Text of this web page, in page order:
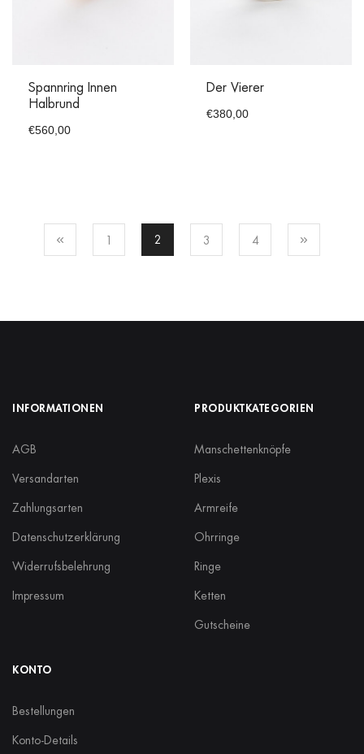
Spannring Innen
Halbrund
€560,00
Der Vierer
€380,00
2 3 4
INFORMATIONEN
AGB
Versandarten
Zahlungsarten
Datenschutzerklärung
Widerrufsbelehrung
Impressum
PRODUKTKATEGORIEN
Manschettenknöpfe
Plexis
Armreife
Ohrringe
Ringe
Ketten
Gutscheine
KONTO
Bestellungen
Konto-Details